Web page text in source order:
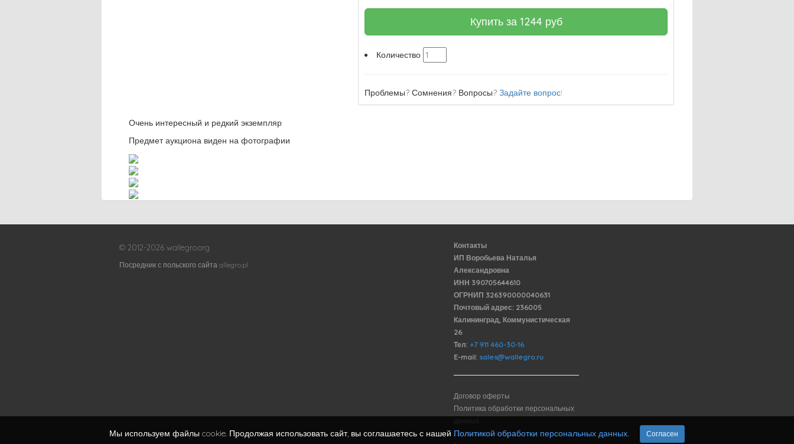
Купить за 1244 руб
Количество
Проблемы? Сомнения? Вопросы?Задайте вопрос!
Очень интересный и редкий экземпляр
Предмет аукциона виден на фотографии
© 2012-2026 wallegro.org
Посредник с польского сайта allegro.pl
Контакты
ИП Воробьева Наталья
Александровна
ИНН 390705644610
ОГРНИП 326390000040631
Почтовый адрес: 236005
Калининград, Коммунистическая
26
Тел: +7 911 460-30-16
E-mail: sales@wallegro.ru
Договор оферты
Политика обработки персональных
Доставка и оплата
Мы используем файлы cookie. Продолжая использовать сайт, вы соглашаетесь с нашей Политикой обработки персональных данных Согласен